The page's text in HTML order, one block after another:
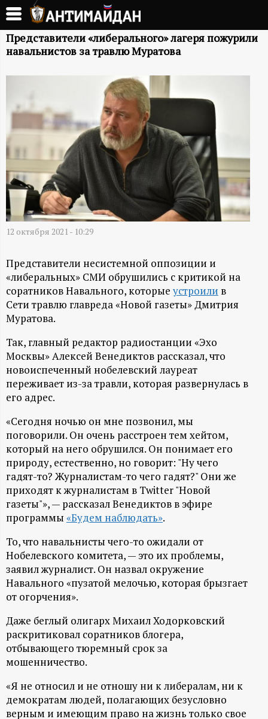
Перейти
основному
содержанию
А
И
М
А
Й
Д
А
Н
-
и
н
ф
о
р
м
а
ц
и
о
н
н
ы
​​Представители «либерального» лагеря пожурили
навальнистов за травлю Муратова
12 октября 2021 - 10:29
Представители несистемной оппозиции и
«либеральных» СМИ обрушились с критикой на
соратников Навального, которые устроили в
Сети травлю главреда «Новой газеты» Дмитрия
Муратова.
Так, главный редактор радиостанции «Эхо
Москвы» Алексей Венедиктов рассказал, что
новоиспеченный нобелевский лауреат
переживает из-за травли, которая развернулась в
его адрес.
«Сегодня ночью он мне позвонил, мы
поговорили. Он очень расстроен тем хейтом,
который на него обрушился. Он понимает его
природу, естественно, но говорит: "Ну чего
гадят-то? Журналистам-то чего гадят?" Они же
приходят к журналистам в Twitter "Новой
газеты"», — рассказал Венедиктов в эфире
программы «Будем наблюдать».
То, что навальнисты чего-то ожидали от
Нобелевского комитета, — это их проблемы,
заявил журналист. Он назвал окружение
Навального «пузатой мелочью, которая брызгает
от огорчения».
Даже беглый олигарх Михаил Ходорковский
раскритиковал соратников блогера,
отбывающего тюремный срок за
мошенничество.
«Я не относил и не отношу ни к либералам, ни к
демократам людей, полагающих безусловно
верным и имеющим право на жизнь только свое